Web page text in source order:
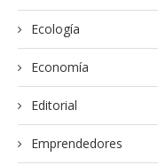
Ecología
Economía
Editorial
Emprendedores